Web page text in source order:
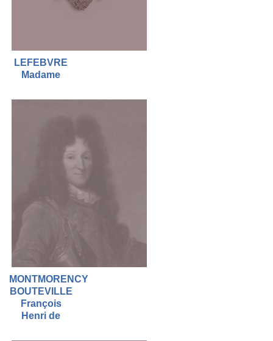
LEFEBVRE
Madame
MONTMORENCY
BOUTEVILLE
François
Henri de